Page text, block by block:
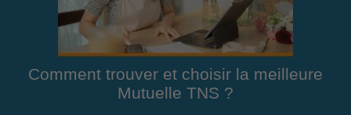
Comment trouver et choisir la meilleure
Mutuelle TNS ?